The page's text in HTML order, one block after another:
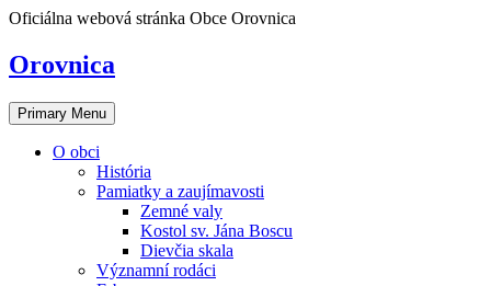
Skip
content
Oficiálna webová stránka Obce Orovnica
Orovnica
Primary Menu
O obci
História
Pamiatky a zaujímavosti
Zemné valy
Kostol sv. Jána Boscu
Dievčia skala
Významní rodáci